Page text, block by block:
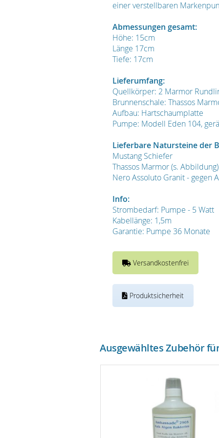
einer verstellbaren
Abmessungen gesamt:
Höhe: 15cm
Länge 17cm
Tiefe: 17cm
Lieferumfang:
Quellkörper: 2 Marmor
Brunnenschale: Thassos
Aufbau: Hartschaumplatte
Pumpe: Modell Eden 104,
Lieferbare Natursteine der
Mustang Schiefer
Thassos Marmor (s. Abbildung)
Nero Assoluto Granit - gegen
Info:
Strombedarf: Pumpe - 5 Watt
Kabellänge: 1,5m
Garantie: Pumpe 36 Monate
Versandkostenfrei
Produktsicherheit
Ausgewähltes Zubehör